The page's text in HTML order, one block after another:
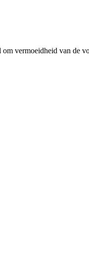
vermoeidheid van de